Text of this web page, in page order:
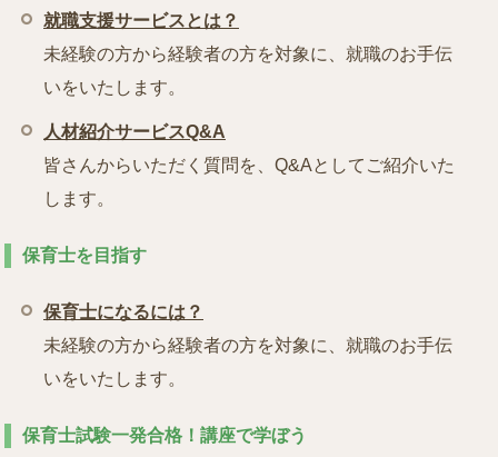
就職支援サービスとは？
未経験の方から経験者の方を対象に、就職のお手伝
いをいたします。
人材紹介サービスQ&A
皆さんからいただく質問を、Q&Aとしてご紹介いた
します。
保育士を目指す
保育士になるには？
未経験の方から経験者の方を対象に、就職のお手伝
いをいたします。
保育士試験一発合格！講座で学ぼう